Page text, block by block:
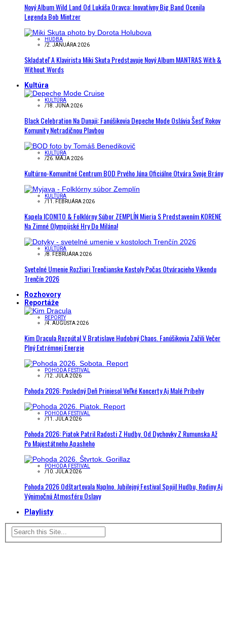
Nový Album Wild Land Od Lukáša Oravca: Inovatívny Big Band Ocenila
Legenda Bob Mintzer
HUDBA
/2. JANUÁRA 2026
Skladateľ A Klavirista Miki Skuta Predstavuje Nový Album MANTRAS With &
Without Words
Kultúra
KULTÚRA
/18. JÚNA 2026
Black Celebration Na Dunaji: Fanúšikovia Depeche Mode Oslávia Šesť Rokov
Komunity Netradičnou Plavbou
KULTÚRA
/26. MÁJA 2026
Kultúrno-Komunitné Centrum BOD Prvého Júna Oficiálne Otvára Svoje Brány
KULTÚRA
/11. FEBRUÁRA 2026
Kapela ICONITO & Folklórny Súbor ZEMPLÍN Mieria S Predstavením KORENE
Na Zimné Olympijské Hry Do Milána!
KULTÚRA
/8. FEBRUÁRA 2026
Svetelné Umenie Rozžiari Trenčianske Kostoly Počas Otváracieho Víkendu
Trenčín 2026
Rozhovory
Reportáže
REPORTY
/4. AUGUSTA 2026
Kim Dracula Rozpútal V Bratislave Hudobný Chaos. Fanúšikovia Zažili Večer
Plný Extrémnej Energie
POHODA FESTIVAL
/12. JÚLA 2026
Pohoda 2026: Posledný Deň Priniesol Veľké Koncerty Aj Malé Príbehy
POHODA FESTIVAL
/11. JÚLA 2026
Pohoda 2026: Piatok Patril Radosti Z Hudby. Od Dychovky Z Rumunska Až
Po Majestátneho Apasheho
POHODA FESTIVAL
/10. JÚLA 2026
Pohoda 2026 Odštartovala Naplno. Jubilejný Festival Spojil Hudbu, Rodiny Aj
Výnimočnú Atmosféru Oslavy
Playlisty